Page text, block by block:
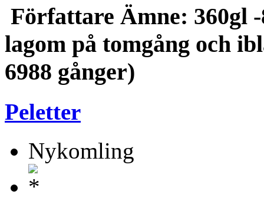
Författare Ämne: 360gl
lagom på tomgång och
6988 gånger)
Peletter
Nykomling